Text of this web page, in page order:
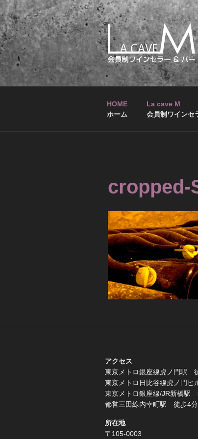
コ
ン
テ
ン
ツ
へ
ス
キ
LA CAVE
会員制ワインセラー&バー
HOME
ホーム
La cave M
会員制ワインセ
cropped-
アクセス
東京メトロ銀座線虎ノ門駅
東京メトロ日比谷線虎ノ門
東京メトロ銀座線/JR新橋駅
都営三田線内幸町駅 徒歩4分
所在地
〒105-0003